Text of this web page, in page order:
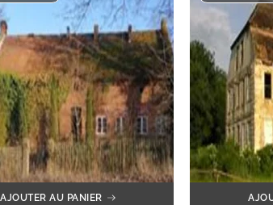
AJOUTER AU PANIER